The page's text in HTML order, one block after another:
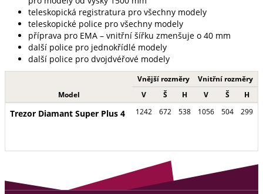
teleskopická registratura pro všechny modely
teleskopické police pro všechny modely
příprava pro EMA – vnitřní šířku zmenšuje o 40 mm
další police pro jednokřídlé modely
další police pro dvojdvéřové modely
Model
Vnější rozměry Vnitřní rozměry
V
Š H V Š H
Trezor Diamant Super Plus 4 1242 672 538 1056 504 299